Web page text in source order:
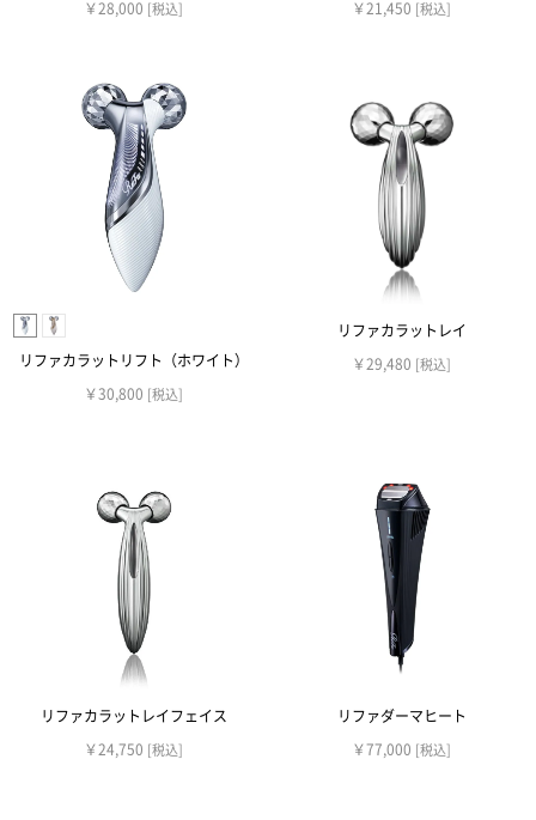
￥28,000 [税込] ￥21,450 [税込]
リファカラットリフト（ホワイト）
￥30,800 [税込]
リファカラットレイ
￥29,480 [税込]
リファカラットレイフェイス
￥24,750 [税込]
リファダーマヒート
￥77,000 [税込]